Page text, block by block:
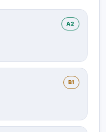
A2
B1